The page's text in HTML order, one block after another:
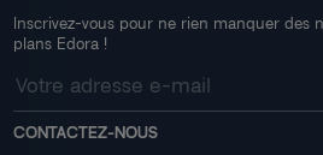
Inscrivez-vous pour ne rien manquer des
plans Edora !
CONTACTEZ-NOUS